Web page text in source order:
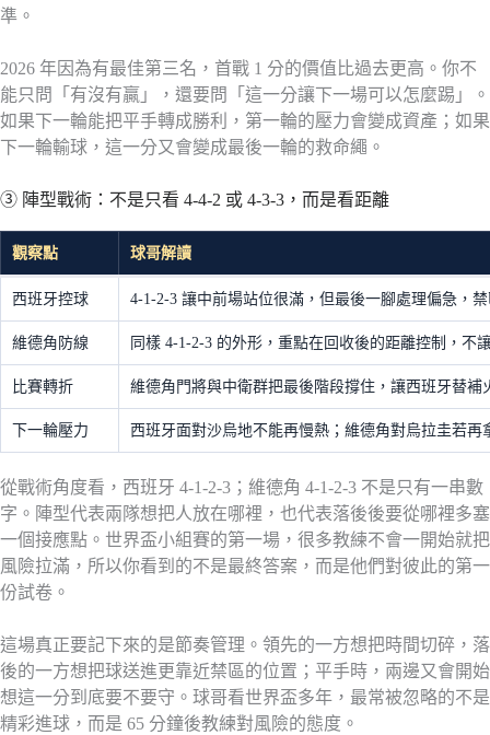
準。
2026 年因為有最佳第三名，首戰 1 分的價值比過去更高。你不
能只問「有沒有贏」，還要問「這一分讓下一場可以怎麼踢」。
如果下一輪能把平手轉成勝利，第一輪的壓力會變成資產；如果
下一輪輸球，這一分又會變成最後一輪的救命繩。
③ 陣型戰術：不是只看 4-4-2 或 4-3-3，而是看距離
觀察點 球哥解讀
西班牙控球 4-1-2-3 讓中前場站位很滿，但最後一腳處理偏急，
維德角防線 同樣 4-1-2-3 的外形，重點在回收後的距離控制，不
比賽轉折 維德角門將與中衛群把最後階段撐住，讓西班牙替補
下一輪壓力 西班牙面對沙烏地不能再慢熱；維德角對烏拉圭若再
從戰術角度看，西班牙 4-1-2-3；維德角 4-1-2-3 不是只有一串數
字。陣型代表兩隊想把人放在哪裡，也代表落後後要從哪裡多塞
一個接應點。世界盃小組賽的第一場，很多教練不會一開始就把
風險拉滿，所以你看到的不是最終答案，而是他們對彼此的第一
份試卷。
這場真正要記下來的是節奏管理。領先的一方想把時間切碎，落
後的一方想把球送進更靠近禁區的位置；平手時，兩邊又會開始
想這一分到底要不要守。球哥看世界盃多年，最常被忽略的不是
精彩進球，而是 65 分鐘後教練對風險的態度。